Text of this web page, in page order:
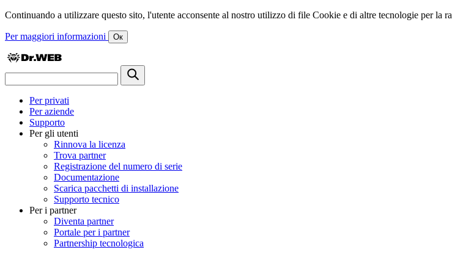
Continuando a utilizzare questo sito, l'utente acconsente al nostro utilizzo di file Cookie e di altre tecnologie per la
Per maggiori informazioni Ок
Per privati
Per aziende
Supporto
Per gli utenti
Rinnova la licenza
Trova partner
Registrazione del numero di serie
Documentazione
Scarica pacchetti di installazione
Supporto tecnico
Per i partner
Diventa partner
Portale per i partner
Partnership tecnologica